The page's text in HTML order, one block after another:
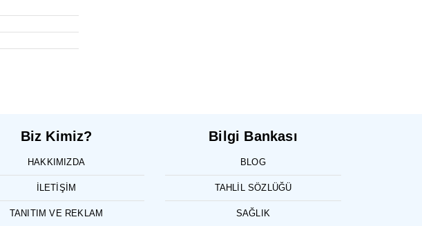
Biz Kimiz?
HAKKIMIZDA
İLETIŞIM
TANITIM VE REKLAM
Bilgi Bankası
BLOG
TAHLIL SÖZLÜĞÜ
SAĞLIK